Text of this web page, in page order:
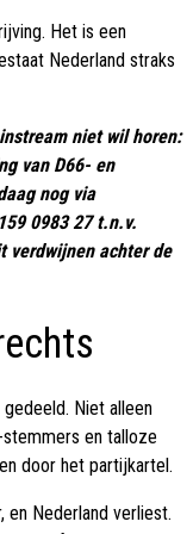
Het is een
Nederland straks
niet wil horen:
van D66- en
nog via
0983 27 t.n.v.
verdwijnen achter de
Niet alleen
stemmers en talloze
door het partijkartel.
en Nederland verliest.